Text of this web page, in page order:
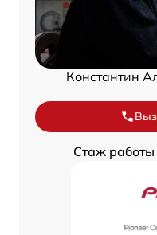
Константин
Стаж работы